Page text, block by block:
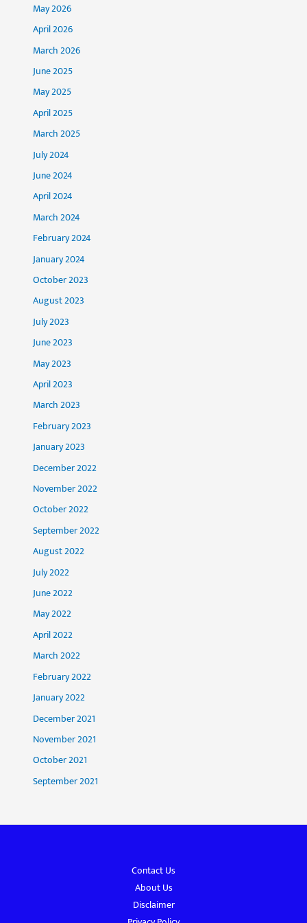
May 2026
April 2026
March 2026
June 2025
May 2025
April 2025
March 2025
July 2024
June 2024
April 2024
March 2024
February 2024
January 2024
October 2023
August 2023
July 2023
June 2023
May 2023
April 2023
March 2023
February 2023
January 2023
December 2022
November 2022
October 2022
September 2022
August 2022
July 2022
June 2022
May 2022
April 2022
March 2022
February 2022
January 2022
December 2021
November 2021
October 2021
September 2021
Contact Us
About Us
Disclaimer